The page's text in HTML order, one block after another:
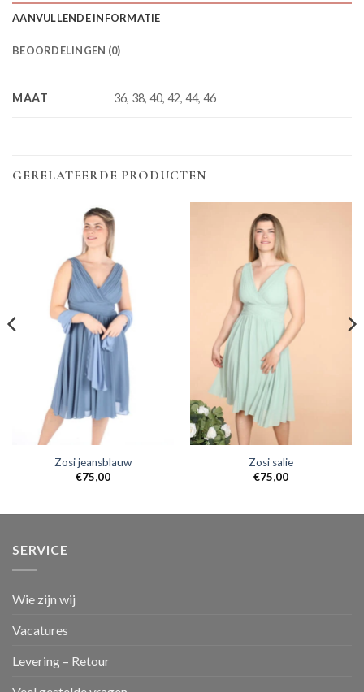
AANVULLENDE INFORMATIE
BEOORDELINGEN (0)
MAAT 36, 38, 40, 42, 44, 46
GERELATEERDE PRODUCTEN
Zosi jeansblauw
€75,00
Zosi salie
€75,00
SERVICE
Wie zijn wij
Vacatures
Levering – Retour